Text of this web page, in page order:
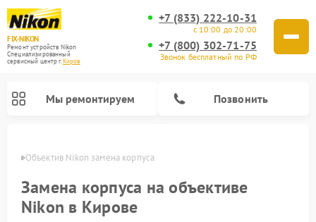
FIX-NIKON
Ремонт устройств Nikon
Специализированный
cервисный центр г.Киров
+7 (833) 222-10-31
с 10:00 до 20:00
+7 (800) 302-71-75
Звонок бесплатный по РФ
Мы ремонтируем Позвонить
Объектив Nikon замена корпуса
Замена корпуса на объективе
Nikon в Кирове